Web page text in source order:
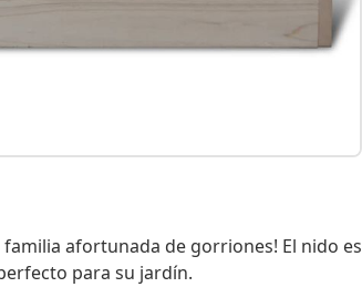
afortunada de gorriones! El nido es
para su jardín.